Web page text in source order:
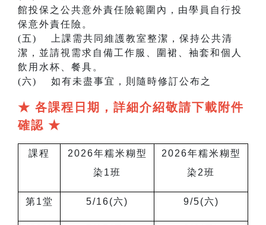
館投保之公共意外責任險範圍內，由學員自行投
保意外責任險。
(五) 上課需共同維護教室整潔，保持公共清
潔，並請視需求自備工作服、圍裙、袖套和個人
飲用水杯、餐具。
(六) 如有未盡事宜，則隨時修訂公布之
★ 各課程日期，詳細介紹敬請下載附件
確認 ★
課程 2026年糯米糊型
染1班
2026年糯米糊型
染2班
第1堂 5/16(六) 9/5(六)